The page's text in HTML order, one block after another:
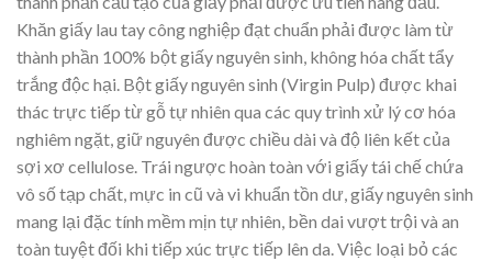
Khăn giấy lau tay công nghiệp đạt chuẩn phải được làm từ
thành phần 100% bột giấy nguyên sinh, không hóa chất tẩy
trắng độc hại. Bột giấy nguyên sinh (Virgin Pulp) được khai
thác trực tiếp từ gỗ tự nhiên qua các quy trình xử lý cơ hóa
nghiêm ngặt, giữ nguyên được chiều dài và độ liên kết của
sợi xơ cellulose. Trái ngược hoàn toàn với giấy tái chế chứa
vô số tạp chất, mực in cũ và vi khuẩn tồn dư, giấy nguyên sinh
mang lại đặc tính mềm mịn tự nhiên, bền dai vượt trội và an
toàn tuyệt đối khi tiếp xúc trực tiếp lên da. Việc loại bỏ các